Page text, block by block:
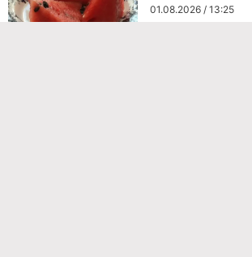
01.08.2026 / 13:25